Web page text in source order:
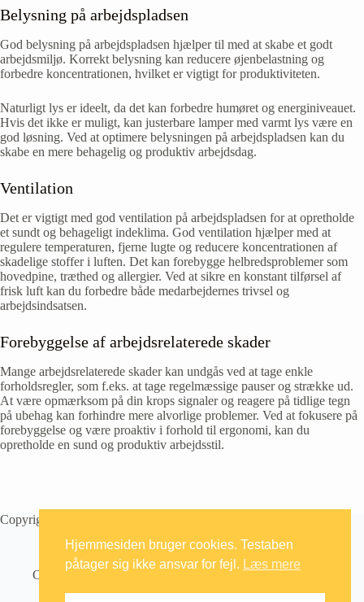
Belysning på arbejdspladsen
God belysning på arbejdspladsen hjælper til med at skabe et godt
arbejdsmiljø. Korrekt belysning kan reducere øjenbelastning og
forbedre koncentrationen, hvilket er vigtigt for produktiviteten.
Naturligt lys er ideelt, da det kan forbedre humøret og energiniveauet.
Hvis det ikke er muligt, kan justerbare lamper med varmt lys være en
god løsning. Ved at optimere belysningen på arbejdspladsen kan du
skabe en mere behagelig og produktiv arbejdsdag.
Ventilation
Det er vigtigt med god ventilation på arbejdspladsen for at opretholde
et sundt og behageligt indeklima. God ventilation hjælper med at
regulere temperaturen, fjerne lugte og reducere koncentrationen af
skadelige stoffer i luften. Det kan forebygge helbredsproblemer som
hovedpine, træthed og allergier. Ved at sikre en konstant tilførsel af
frisk luft kan du forbedre både medarbejdernes trivsel og
arbejdsindsatsen.
Forebyggelse af arbejdsrelaterede skader
Mange arbejdsrelaterede skader kan undgås ved at tage enkle
forholdsregler, som f.eks. at tage regelmæssige pauser og strække ud.
At være opmærksom på din krops signaler og reagere på tidlige tegn
på ubehag kan forhindre mere alvorlige problemer. Ved at fokusere på
forebyggelse og være proaktiv i forhold til ergonomi, kan du
opretholde en sund og produktiv arbejdsstil.
Copyright © 2026 Testaben
Om Artikler Databeskyttelsepolitik
Hjemmesiden bruger cookies. Testaben
påtager sig ikke ansvar for fejl. Læs mere